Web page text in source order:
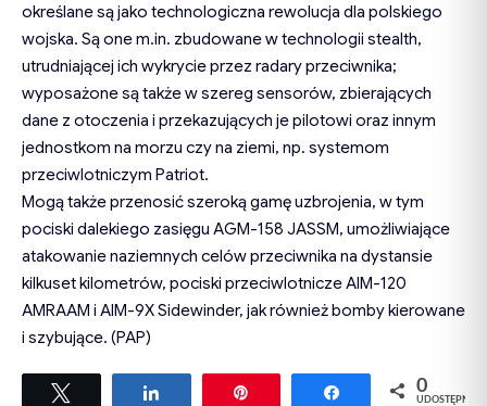
określane są jako technologiczna rewolucja dla polskiego
wojska. Są one m.in. zbudowane w technologii stealth,
utrudniającej ich wykrycie przez radary przeciwnika;
wyposażone są także w szereg sensorów, zbierających
dane z otoczenia i przekazujących je pilotowi oraz innym
jednostkom na morzu czy na ziemi, np. systemom
przeciwlotniczym Patriot.
Mogą także przenosić szeroką gamę uzbrojenia, w tym
pociski dalekiego zasięgu AGM-158 JASSM, umożliwiające
atakowanie naziemnych celów przeciwnika na dystansie
kilkuset kilometrów, pociski przeciwlotnicze AIM-120
AMRAAM i AIM-9X Sidewinder, jak również bomby kierowane
i szybujące. (PAP)
Udostępnij Udostępnij
0
UDOSTĘPNIEŃ